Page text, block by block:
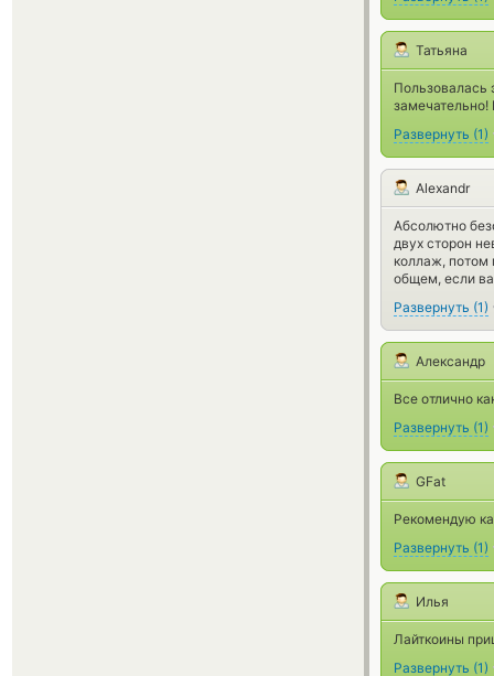
Татьяна
Пользовалась
Развернуть (1)
Alexandr
Абсолютно
двух сторон
коллаж, потом
общем, если
Развернуть (1)
Александр
Все отлично
Развернуть (1)
GFat
Рекомендую
Развернуть (1)
Илья
Лайткоины
Развернуть (1)